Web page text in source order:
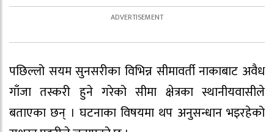
पछिल्लो सयम सुनसरीका विभिन्न सीमावर्ती नाकाबाट अवैध
गाँजा तस्करी हुने गरेको सीमा क्षेत्रका स्थानीयवासीले
बताएका छन् । घटनाका विषयमा थप अनुसन्धान भइरहेको